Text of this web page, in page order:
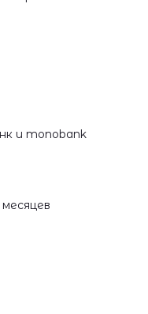
и monobank